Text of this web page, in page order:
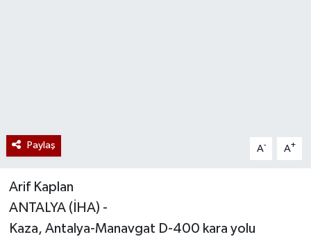
Paylaş A- A+
Arif Kaplan
ANTALYA (İHA) -
Kaza, Antalya-Manavgat D-400 kara yolu